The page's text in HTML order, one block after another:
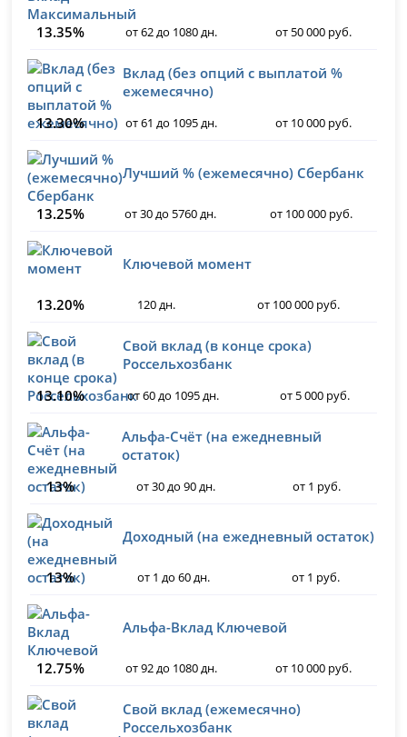
13.35% от 62 до 1080 дн. от 50 000 руб.
Вклад (без опций с выплатой %
ежемесячно)
13.30%
от 61 до 1095 дн. от 10 000 руб.
Лучший % (ежемесячно) Сбербанк
13.25% от 30 до 5760 дн. от 100 000 руб.
Ключевой момент
13.20% 120 дн. от 100 000 руб.
Свой вклад (в конце срока)
Россельхозбанк
13.10%
от 60 до 1095 дн. от 5 000 руб.
Альфа-Счёт (на ежедневный
остаток)
13%
от 30 до 90 дн. от 1 руб.
Доходный (на ежедневный остаток)
13% от 1 до 60 дн. от 1 руб.
Альфа-Вклад Ключевой
12.75% от 92 до 1080 дн. от 10 000 руб.
Свой вклад (ежемесячно)
Россельхозбанк